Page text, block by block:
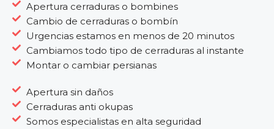
Apertura cerraduras o bombines
Cambio de cerraduras o bombín
Urgencias estamos en menos de 20 minutos
Cambiamos todo tipo de cerraduras al instante
Montar o cambiar persianas
Apertura sin daños
Cerraduras anti okupas
Somos especialistas en alta seguridad